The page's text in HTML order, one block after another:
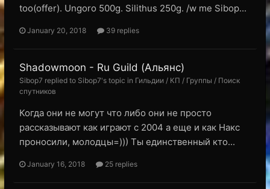
too(offer). Ungoro 500g. Silithus 250g. /w me Sibop...
January 20, 2018 39 replies
Shadowmoon - Ru Guild (Альянс)
Sibop7 replied to Sibop7's topic in Гильдии / КП / Группы / Поиск
спутников
Когда они не могут что либо они не просто
рассказывают как играют с 2004 а еще и как Накс
проносили, молодцы=))) Ты единственный кто...
January 16, 2018 25 replies